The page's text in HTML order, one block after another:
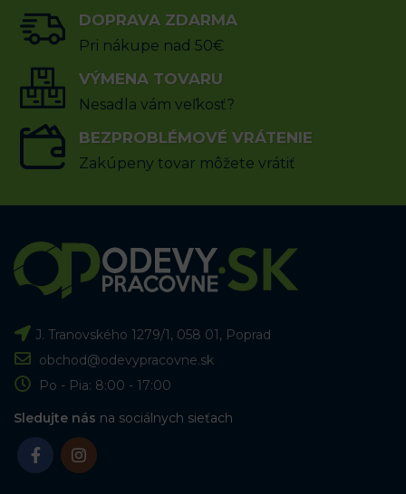
14.96€ s DPH
VÝBER MOŽNOSTÍ
DOPRAVA ZDARMA
Pri nákupe nad 50€
VÝMENA TOVARU
Nesadla vám veľkosť?
BEZPROBLÉMOVÉ VRÁTENIE
Zakúpeny tovar môžete vrátiť
J. Tranovského 1279/1, 058 01, Poprad
obchod@odevypracovne.sk
Po - Pia: 8:00 - 17:00
Sledujte nás na sociálnych sieťach